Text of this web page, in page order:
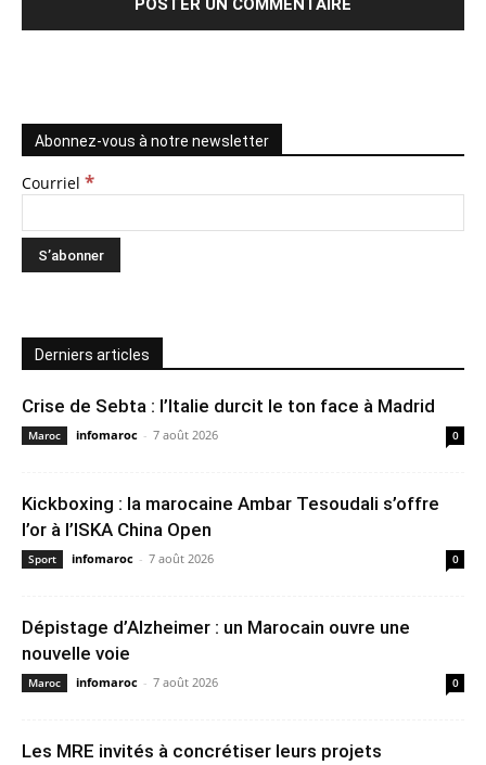
Abonnez-vous à notre newsletter
Courriel *
Derniers articles
Crise de Sebta : l’Italie durcit le ton face à Madrid
Maroc infomaroc - 7 août 2026 0
Kickboxing : la marocaine Ambar Tesoudali s’offre
l’or à l’ISKA China Open
Sport infomaroc - 7 août 2026 0
Dépistage d’Alzheimer : un Marocain ouvre une
nouvelle voie
Maroc infomaroc - 7 août 2026 0
Les MRE invités à concrétiser leurs projets